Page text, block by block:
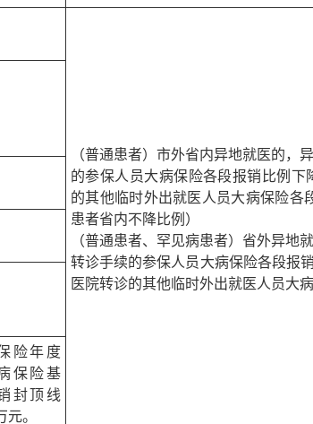
（普通患者）市外省内异地就医的，
的参保人员大病保险各段报销比例
的其他临时外出就医人员大病保险各
患者省内不降比例）
（普通患者、罕见病患者）省外异地
转诊手续的参保人员大病保险各段报
医院转诊的其他临时外出就医人员大
险年度
保险基
封顶线
元。